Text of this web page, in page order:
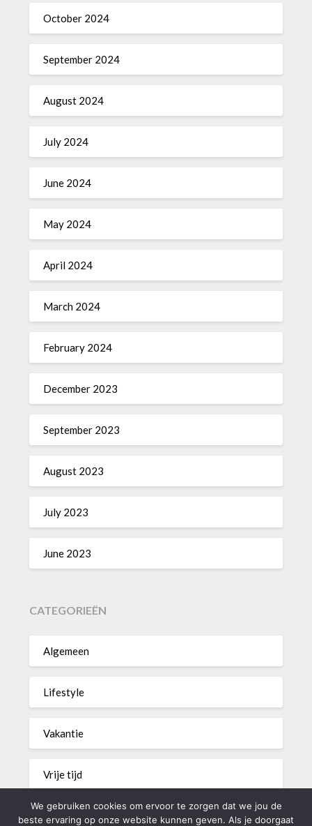
October 2024
September 2024
August 2024
July 2024
June 2024
May 2024
April 2024
March 2024
February 2024
December 2023
September 2023
August 2023
July 2023
June 2023
CATEGORIEËN
Algemeen
Lifestyle
Vakantie
Vrije tijd
Wonen
We gebruiken cookies om ervoor te zorgen dat we jou de
beste ervaring op onze website kunnen geven. Als je doorgaat